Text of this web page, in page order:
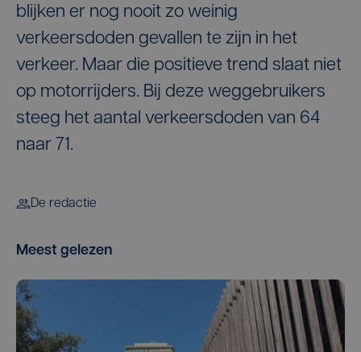
blijken er nog nooit zo weinig
verkeersdoden gevallen te zijn in het
verkeer. Maar die positieve trend slaat niet
op motorrijders. Bij deze weggebruikers
steeg het aantal verkeersdoden van 64
naar 71.
De redactie
Meest gelezen